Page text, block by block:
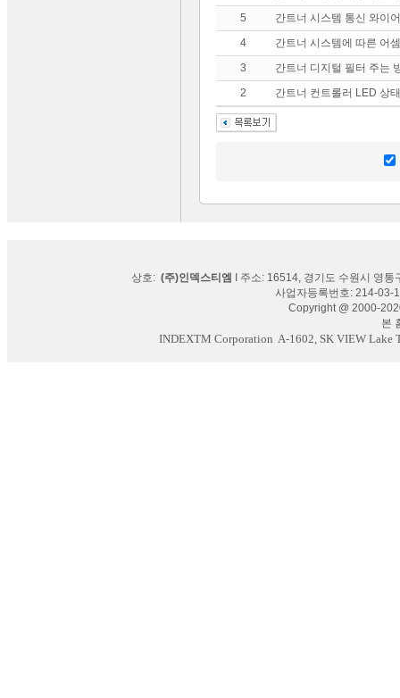
5
간트너 시스템 통신 와이
4
간트너 시스템에 따른 어
3
간트너 디지털 필터 주는
2
간트너 컨트롤러 LED 상
상호: (주)인덱스티엠
I 주소: 16514, 경기도 수원시 영
사업자등록번호: 214-
Copyright @ 2000-
본 홈
INDEXTM Corporation A-1602, SK VIEW Lake